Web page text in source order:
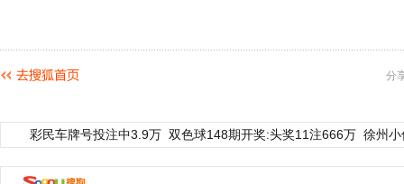
分
彩民车牌号投注中3.9万 双色球148期开奖:头奖11注666万 徐州